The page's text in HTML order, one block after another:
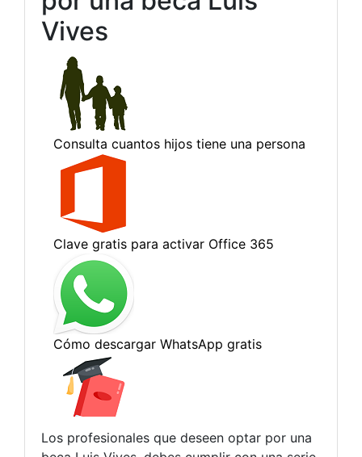
Vives
Los profesionales que deseen optar por una